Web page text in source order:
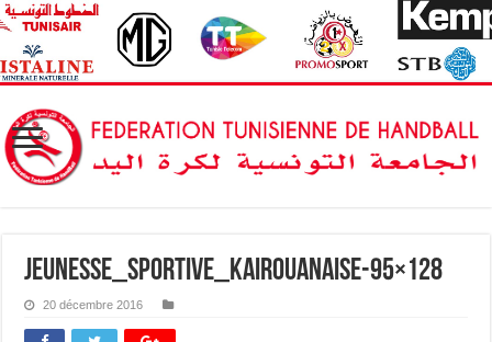
Jeunesse_sportive_kairouanaise-95×128
20 décembre 2016